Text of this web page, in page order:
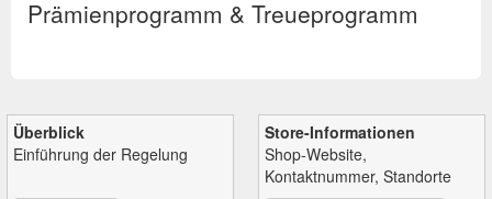
Prämienprogramm & Treueprogramm
Überblick
Einführung der Regelung
Store-Informationen
Shop-Website,
Kontaktnummer, Standorte